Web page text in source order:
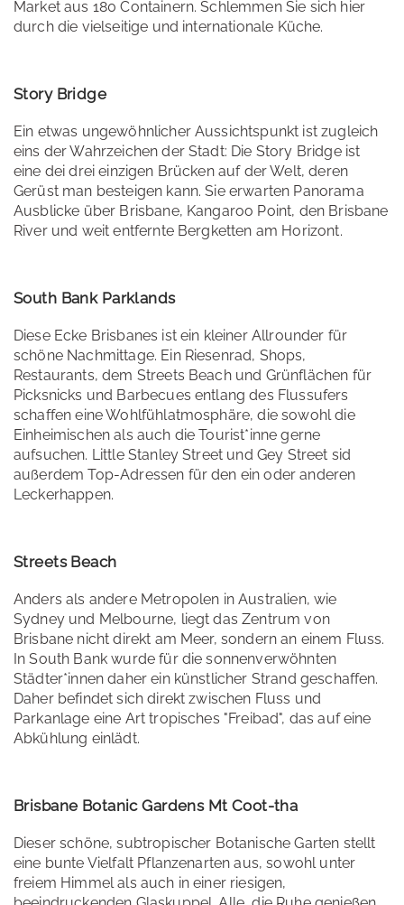
Market aus 180 Containern. Schlemmen Sie sich hier
durch die vielseitige und internationale Küche.
Story Bridge
Ein etwas ungewöhnlicher Aussichtspunkt ist zugleich
eins der Wahrzeichen der Stadt: Die Story Bridge ist
eine dei drei einzigen Brücken auf der Welt, deren
Gerüst man besteigen kann. Sie erwarten Panorama
Ausblicke über Brisbane, Kangaroo Point, den Brisbane
River und weit entfernte Bergketten am Horizont.
South Bank Parklands
Diese Ecke Brisbanes ist ein kleiner Allrounder für
schöne Nachmittage. Ein Riesenrad, Shops,
Restaurants, dem Streets Beach und Grünflächen für
Picksnicks und Barbecues entlang des Flussufers
schaffen eine Wohlfühlatmosphäre, die sowohl die
Einheimischen als auch die Tourist*inne gerne
aufsuchen. Little Stanley Street und Gey Street sid
außerdem Top-Adressen für den ein oder anderen
Leckerhappen.
Streets Beach
Anders als andere Metropolen in Australien, wie
Sydney und Melbourne, liegt das Zentrum von
Brisbane nicht direkt am Meer, sondern an einem Fluss.
In South Bank wurde für die sonnenverwöhnten
Städter*innen daher ein künstlicher Strand geschaffen.
Daher befindet sich direkt zwischen Fluss und
Parkanlage eine Art tropisches "Freibad", das auf eine
Abkühlung einlädt.
Brisbane Botanic Gardens Mt Coot-tha
Dieser schöne, subtropischer Botanische Garten stellt
eine bunte Vielfalt Pflanzenarten aus, sowohl unter
freiem Himmel als auch in einer riesigen,